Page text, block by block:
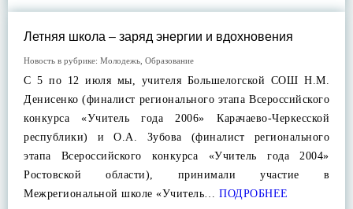
Летняя школа – заряд энергии и вдохновения
Новость в рубрике: Молодежь Образование
С 5 по 12 июля мы, учителя Большелогской СОШ Н.М.
Денисенко (финалист регионального этапа Всероссийского
конкурса «Учитель года 2006» Карачаево-Черкесской
республики) и О.А. Зубова (финалист регионального
этапа Всероссийского конкурса «Учитель года 2004»
Ростовской области), принимали участие в
Межрегиональной школе «Учитель… ПОДРОБНЕЕ